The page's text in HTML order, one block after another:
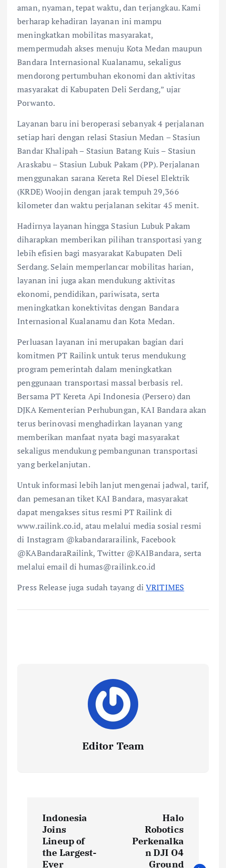
aman, nyaman, tepat waktu, dan terjangkau. Kami
berharap kehadiran layanan ini mampu
meningkatkan mobilitas masyarakat,
mempermudah akses menuju Kota Medan maupun
Bandara Internasional Kualanamu, sekaligus
mendorong pertumbuhan ekonomi dan aktivitas
masyarakat di Kabupaten Deli Serdang,” ujar
Porwanto.
Layanan baru ini beroperasi sebanyak 4 perjalanan
setiap hari dengan relasi Stasiun Medan – Stasiun
Bandar Khalipah – Stasiun Batang Kuis – Stasiun
Araskabu – Stasiun Lubuk Pakam (PP). Perjalanan
menggunakan sarana Kereta Rel Diesel Elektrik
(KRDE) Woojin dengan jarak tempuh 29,366
kilometer dan waktu perjalanan sekitar 45 menit.
Hadirnya layanan hingga Stasiun Lubuk Pakam
diharapkan memberikan pilihan transportasi yang
lebih efisien bagi masyarakat Kabupaten Deli
Serdang. Selain memperlancar mobilitas harian,
layanan ini juga akan mendukung aktivitas
ekonomi, pendidikan, pariwisata, serta
meningkatkan konektivitas dengan Bandara
Internasional Kualanamu dan Kota Medan.
Perluasan layanan ini merupakan bagian dari
komitmen PT Railink untuk terus mendukung
program pemerintah dalam meningkatkan
penggunaan transportasi massal berbasis rel.
Bersama PT Kereta Api Indonesia (Persero) dan
DJKA Kementerian Perhubungan, KAI Bandara akan
terus berinovasi menghadirkan layanan yang
memberikan manfaat nyata bagi masyarakat
sekaligus mendukung pembangunan transportasi
yang berkelanjutan.
Untuk informasi lebih lanjut mengenai jadwal, tarif,
dan pemesanan tiket KAI Bandara, masyarakat
dapat mengakses situs resmi PT Railink di
www.railink.co.id, atau melalui media sosial resmi
di Instagram @kabandararailink, Facebook
@KABandaraRailink, Twitter @KAIBandara, serta
melalui email di humas@railink.co.id
Press Release juga sudah tayang diVRITIMES
Editor Team
Indonesia
Joins
Lineup of
the Largest-
Ever
Halo
Robotics
Perkenalka
n DJI O4
Ground